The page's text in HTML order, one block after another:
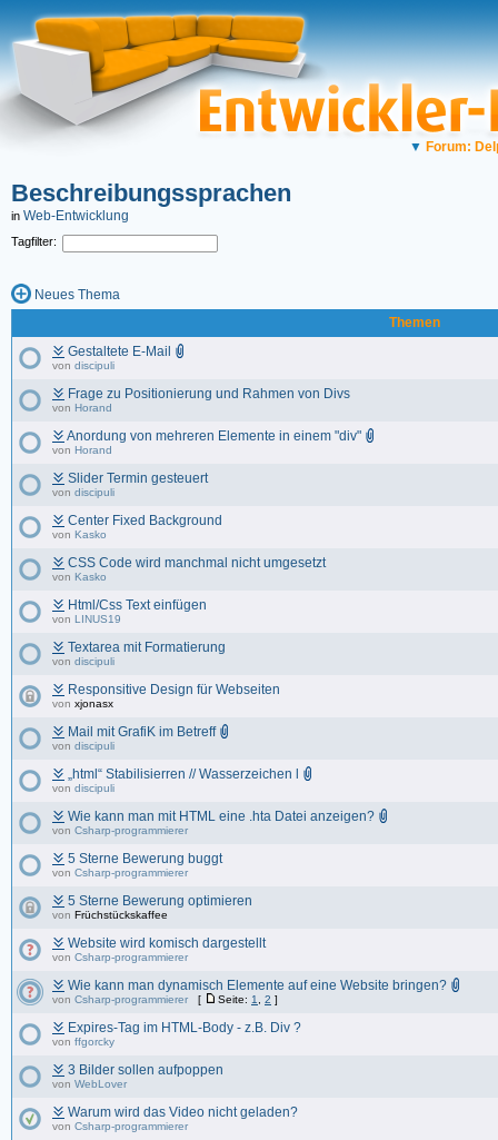
▼ Forum:
Beschreibungssprachen
in Web-Entwicklung
Tagfilter:
Neues Thema
Themen
Gestaltete E-Mail
von discipuli
Frage zu Positionierung und Rahmen von Divs
von Horand
Anordung von mehreren Elemente in einem "div"
von Horand
Slider Termin gesteuert
von discipuli
Center Fixed Background
von Kasko
CSS Code wird manchmal nicht umgesetzt
von Kasko
Html/Css Text einfügen
von LINUS19
Textarea mit Formatierung
von discipuli
Responsitive Design für Webseiten
von xjonasx
Mail mit GrafiK im Betreff
von discipuli
„html“ Stabilisierren // Wasserzeichen l
von discipuli
Wie kann man mit HTML eine .hta Datei anzeigen?
von Csharp-programmierer
5 Sterne Bewerung buggt
von Csharp-programmierer
5 Sterne Bewerung optimieren
von Früchstückskaffee
Website wird komisch dargestellt
von Csharp-programmierer
Wie kann man dynamisch Elemente auf eine Website bringen?
von Csharp-programmierer [ Seite: 1 2 ]
Expires-Tag im HTML-Body - z.B. Div ?
von ffgorcky
3 Bilder sollen aufpoppen
von WebLover
Warum wird das Video nicht geladen?
von Csharp-programmierer